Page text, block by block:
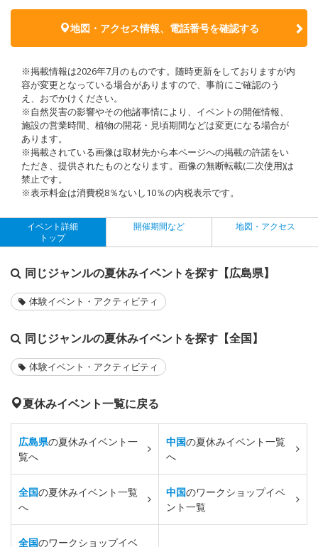
地図・アクセス情報、電話番号を確認する
※掲載情報は2026年7月のものです。随時更新をしておりますが内
容が変更となっている場合がありますので、事前にご確認のう
え、おでかけください。
※自然災害の影響やその他諸事情により、イベントの開催情報、
施設の営業時間、植物の開花・見頃期間などは変更になる場合が
あります。
※掲載されている画像は取材先から本ページへの掲載の許諾をい
ただき、提供されたものとなります。画像の無断転載(二次使用)は
禁止です。
※表示料金は消費税8％ないし10％の内税表示です。
イベント詳細
トップ
開催期間など 地図・アクセス
同じジャンルの夏休みイベントを探す【広島県】
体験イベント・アクティビティ
同じジャンルの夏休みイベントを探す【全国】
体験イベント・アクティビティ
夏休みイベント一覧に戻る
広島県の夏休みイベント一
覧へ
中国の夏休みイベント一覧
へ
全国の夏休みイベント一覧
へ
中国のワークショップイベ
ント一覧
全国のワークショップイベ